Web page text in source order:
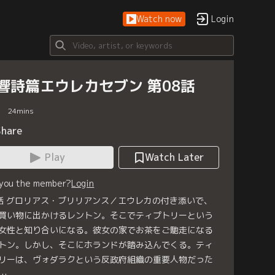
Watch now Login
詩篇エウレカセブン 第08話
24mins
Play
Watch Later
the member?Login
グロリアス・ブリリアンス／エウレカの付き添いで、
い物に出かけるレントン。そこでティプトリーという
性と知り合いになる。彼女の家でお茶をご馳走になる
ン。しかし、そこにホランドが踏み込んでくる。ティ
ーは、ヴォダラクという反政府組織の重要人物だった